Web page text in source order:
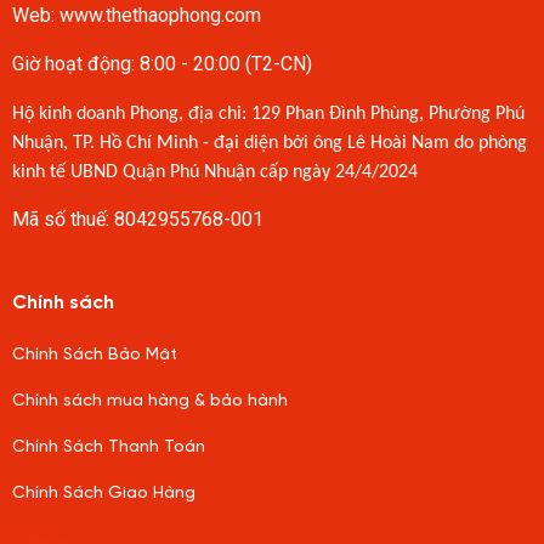
Web: www.thethaophong.com
Giờ hoạt động: 8:00 - 20:00 (T2-CN)
Hộ kinh doanh Phong, địa chỉ: 129 Phan Đình Phùng, Phường Phú
Nhuận, TP. Hồ Chí Minh - đại diện bởi ông Lê Hoài Nam do phòng
kinh tế UBND Quận Phú Nhuận cấp ngày 24/4/2024
Mã số thuế: 8042955768-001
Chính sách
Chính Sách Bảo Mật
Chính sách mua hàng & bảo hành
Chính Sách Thanh Toán
Chính Sách Giao Hàng